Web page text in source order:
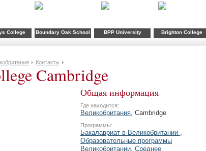
College Boundary Oak School BPP University Brighton College
Контакты
Cambridge
Общая информация
Где находится:
Великобритания, Cambridge
Программы:
Бакалавриат в Великобритании ,
Образовательные программы
Великобритании, Среднее